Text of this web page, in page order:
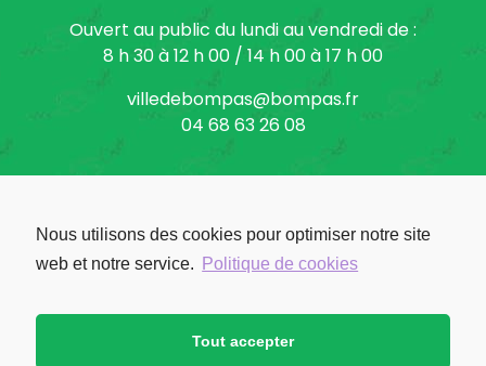
Ouvert au public du lundi au vendredi de :
8 h 30 à 12 h 00 / 14 h 00 à 17 h 00
villedebompas@bompas.fr
04 68 63 26 08
Facebook: Ville de Bompas
Nous utilisons des cookies pour optimiser notre site
web et notre service.
Politique de cookies
Tout accepter